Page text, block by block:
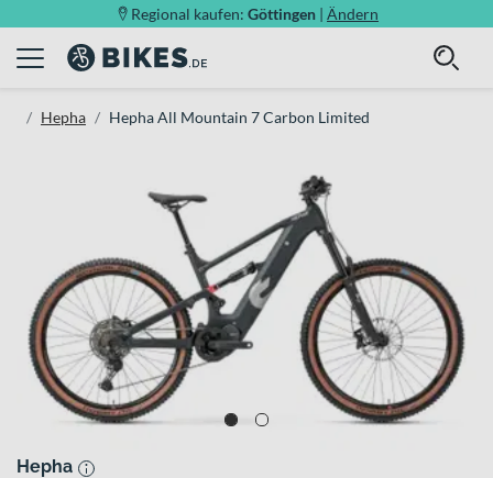
Regional kaufen: Göttingen | Ändern
Hepha Hepha All Mountain 7 Carbon Limited
Hepha